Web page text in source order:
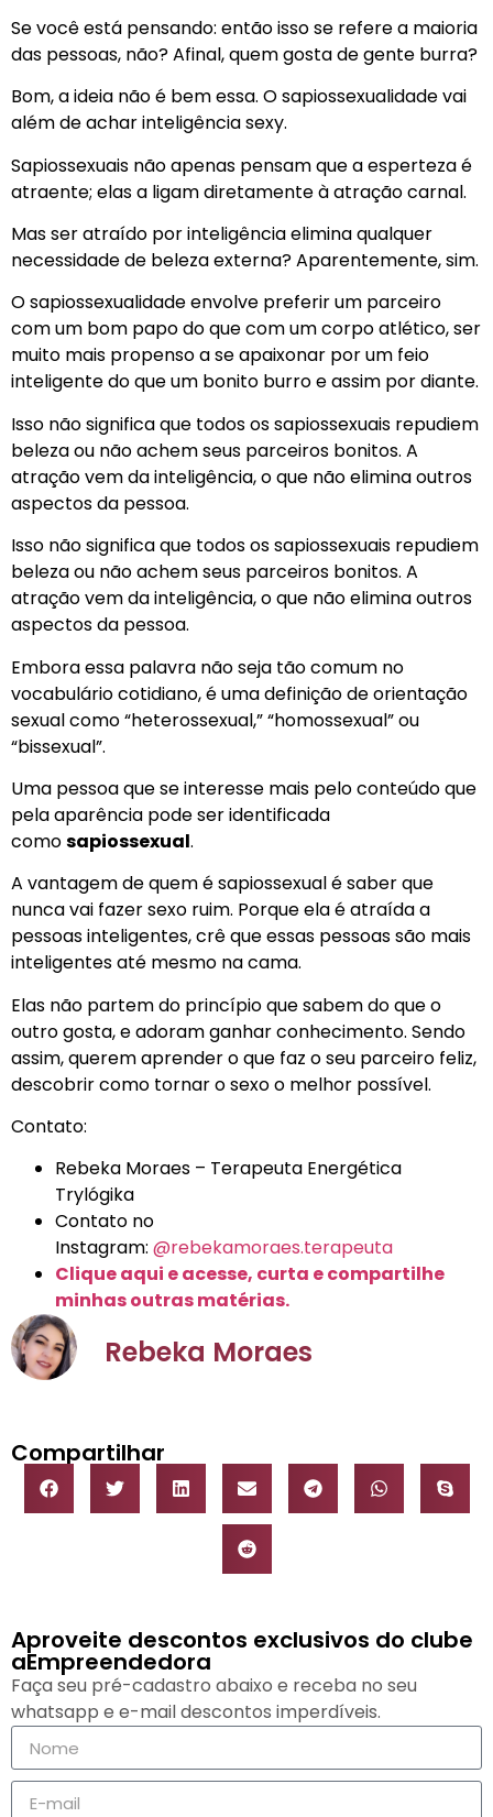
Se você está pensando: então isso se refere a maioria
das pessoas, não? Afinal, quem gosta de gente burra?
Bom, a ideia não é bem essa. O sapiossexualidade vai
além de achar inteligência sexy.
Sapiossexuais não apenas pensam que a esperteza é
atraente; elas a ligam diretamente à atração carnal.
Mas ser atraído por inteligência elimina qualquer
necessidade de beleza externa? Aparentemente, sim.
O sapiossexualidade envolve preferir um parceiro
com um bom papo do que com um corpo atlético, ser
muito mais propenso a se apaixonar por um feio
inteligente do que um bonito burro e assim por diante.
Isso não significa que todos os sapiossexuais repudiem
beleza ou não achem seus parceiros bonitos. A
atração vem da inteligência, o que não elimina outros
aspectos da pessoa.
Isso não significa que todos os sapiossexuais repudiem
beleza ou não achem seus parceiros bonitos. A
atração vem da inteligência, o que não elimina outros
aspectos da pessoa.
Embora essa palavra não seja tão comum no
vocabulário cotidiano, é uma definição de orientação
sexual como “heterossexual,” “homossexual” ou
“bissexual”.
Uma pessoa que se interesse mais pelo conteúdo que
pela aparência pode ser identificada
comosapiossexual.
A vantagem de quem é sapiossexual é saber que
nunca vai fazer sexo ruim. Porque ela é atraída a
pessoas inteligentes, crê que essas pessoas são mais
inteligentes até mesmo na cama.
Elas não partem do princípio que sabem do que o
outro gosta, e adoram ganhar conhecimento. Sendo
assim, querem aprender o que faz o seu parceiro feliz,
descobrir como tornar o sexo o melhor possível.
Contato:
Rebeka Moraes – Terapeuta Energética
Trylógika
Contato no
Instagram: @rebekamoraes.terapeuta
Clique aqui e acesse, curta e compartilhe
minhas outras matérias.
Rebeka Moraes
Compartilhar
Aproveite descontos exclusivos do clube
aEmpreendedora
Faça seu pré-cadastro abaixo e receba no seu
whatsapp e e-mail descontos imperdíveis.